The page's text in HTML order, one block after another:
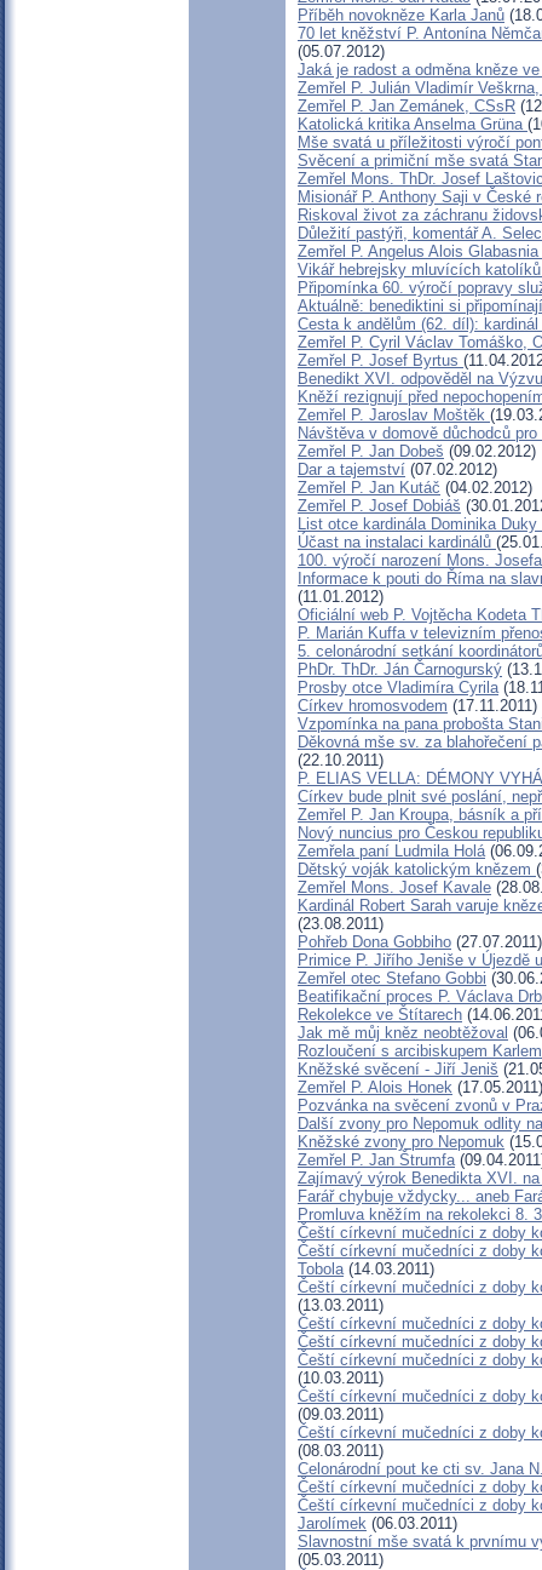
Příběh novokněze Karla Janů
70 let kněžství P. Antonína
(05.07.2012)
Jaká je radost a odměna kněze
Zemřel P. Julián Vladimír
Zemřel P. Jan Zemánek, CSsR
Katolická kritika Anselma Grüna
Mše svatá u příležitosti výročí
Svěcení a primiční mše svatá
Zemřel Mons. ThDr. Josef
Misionář P. Anthony Saji v České
Riskoval život za záchranu
Důležití pastýři, komentář A.
Zemřel P. Angelus Alois
Vikář hebrejsky mluvících
Připomínka 60. výročí popravy
Aktuálně: benediktini si
Cesta k andělům (62. díl):
Zemřel P. Cyril Václav Tomáško,
Zemřel P. Josef Byrtus
Benedikt XVI. odpověděl na
Kněží rezignují před
Zemřel P. Jaroslav Moštěk
Návštěva v domově důchodců pro
Zemřel P. Jan Dobeš (09.02.2012)
Dar a tajemství (07.02.2012)
Zemřel P. Jan Kutáč (04.02.2012)
Zemřel P. Josef Dobiáš
List otce kardinála Dominika
Účast na instalaci kardinálů
100. výročí narození Mons.
Informace k pouti do Říma na
(11.01.2012)
Oficiální web P. Vojtěcha Kodeta
P. Marián Kuffa v televizním
5. celonárodní setkání
PhDr. ThDr. Ján Čarnogurský
Prosby otce Vladimíra Cyrila
Církev hromosvodem (17.11.2011)
Vzpomínka na pana probošta
Děkovná mše sv. za blahořečení
(22.10.2011)
P. ELIAS VELLA: DÉMONY
Církev bude plnit své poslání,
Zemřel P. Jan Kroupa, básník a
Nový nuncius pro Českou
Zemřela paní Ludmila Holá
Dětský voják katolickým knězem
Zemřel Mons. Josef Kavale
Kardinál Robert Sarah varuje
(23.08.2011)
Pohřeb Dona Gobbiho (27.07.2011)
Primice P. Jiřího Jeniše v Újezdě
Zemřel otec Stefano Gobbi
Beatifikační proces P. Václava
Rekolekce ve Štítarech
Jak mě můj kněz neobtěžoval
Rozloučení s arcibiskupem
Kněžské svěcení - Jiří Jeniš
Zemřel P. Alois Honek (17.05.2011)
Pozvánka na svěcení zvonů v
Další zvony pro Nepomuk odlity
Kněžské zvony pro Nepomuk
Zemřel P. Jan Štrumfa
Zajímavý výrok Benedikta XVI.
Farář chybuje vždycky... aneb
Promluva kněžím na rekolekci 8.
Čeští církevní mučedníci z doby
Čeští církevní mučedníci z doby
Tobola(14.03.2011)
Čeští církevní mučedníci z doby
(13.03.2011)
Čeští církevní mučedníci z doby
Čeští církevní mučedníci z doby
Čeští církevní mučedníci z doby
(10.03.2011)
Čeští církevní mučedníci z doby
(09.03.2011)
Čeští církevní mučedníci z doby
(08.03.2011)
Celonárodní pout ke cti sv. Jana
Čeští církevní mučedníci z doby
Čeští církevní mučedníci z doby
Jarolímek (06.03.2011)
Slavnostní mše svatá k prvnímu
(05.03.2011)